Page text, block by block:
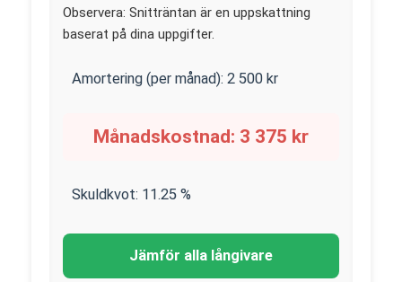
Observera: Snitträntan är en uppskattning
baserat på dina uppgifter.
Amortering (per månad): 2 500 kr
Månadskostnad: 3 375 kr
Skuldkvot: 11.25 %
Jämför alla långivare